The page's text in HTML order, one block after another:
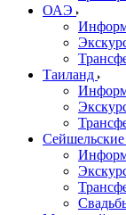
ОАЭ
Таиланд
Сейшельские